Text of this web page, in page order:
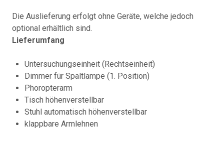
Die Auslieferung erfolgt ohne Geräte, welche jedoch
optional erhältlich sind.
Lieferumfang
Untersuchungseinheit (Rechtseinheit)
Dimmer für Spaltlampe (1. Position)
Phoropterarm
Tisch höhenverstellbar
Stuhl automatisch höhenverstellbar
klappbare Armlehnen